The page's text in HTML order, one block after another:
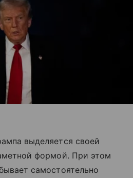
выделяется своей
формой. При этом
самостоятельно